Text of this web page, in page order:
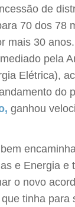
de
70 dos 78
mais 30
pela
Elétrica),
do
ganhou
e Energia e
o novo
tinha para